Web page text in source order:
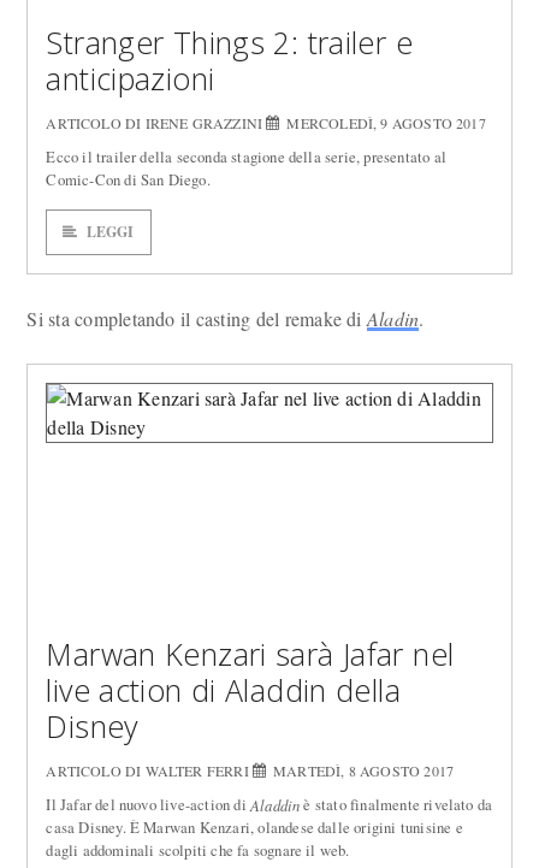
Stranger Things 2: trailer e
anticipazioni
ARTICOLO DI IRENE GRAZZINI MERCOLEDÌ, 9 AGOSTO 2017
Ecco il trailer della seconda stagione della serie, presentato al
Comic-Con di San Diego.
LEGGI
Si sta completando il casting del remake di Aladin.
Marwan Kenzari sarà Jafar nel
live action di Aladdin della
Disney
ARTICOLO DI WALTER FERRI MARTEDÌ, 8 AGOSTO 2017
Il Jafar del nuovo live-action di Aladdinè stato finalmente rivelato da
casa Disney. È Marwan Kenzari, olandese dalle origini tunisine e
dagli addominali scolpiti che fa sognare il web.